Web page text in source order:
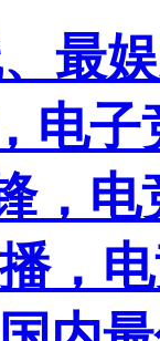
最
电
，
，